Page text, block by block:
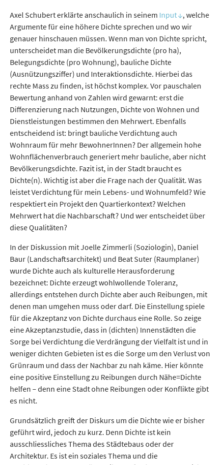
Axel Schubert erklärte anschaulich in seinem Input
, welche
Argumente für eine höhere Dichte sprechen und wo wir
genauer hinschauen müssen. Wenn man von Dichte spricht,
unterscheidet man die Be­völ­ke­rungsdichte (pro ha),
Belegungsdichte (pro Wohnung), bauliche Dichte
(Ausnützungsziffer) und Interaktionsdichte. Hierbei das
rechte Mass zu finden, ist höchst komplex. Vor pauschalen
Bewertung anhand von Zahlen wird gewarnt: erst die
Differenzierung nach Nutzungen, Dichte von Wohnen und
Dienstleistungen bestimmen den Mehrwert. Ebenfalls
entscheidend ist: bringt bauliche Verdichtung auch
Wohnraum für mehr BewohnerInnen? Der allgemein hohe
Wohnflächenverbrauch generiert mehr bauliche, aber nicht
Be­völ­ke­rungsdichte. Fazit ist, in der Stadt braucht es
Dichte(n). Wichtig ist aber die Frage nach der Qualität. Was
leistet Verdichtung für mein Lebens- und Wohnumfeld? Wie
respektiert ein Projekt den Quartierkontext? Welchen
Mehrwert hat die Nachbarschaft? Und wer entscheidet über
diese Qualitäten?
In der Diskussion mit Joelle Zimmerli (Soziologin), Daniel
Baur (Landschaftsarchitekt) und Beat Suter (Raumplaner)
wurde Dichte auch als kulturelle Herausforderung
bezeichnet: Dichte erzeugt wohlwollende Toleranz,
allerdings entstehen durch Dichte aber auch Reibungen, mit
denen man umgehen muss oder darf. Die Einstellung spiele
für die Akzeptanz von Dichte durchaus eine Rolle. So zeige
eine Akzeptanzstudie, dass in (dichten) Innenstädten die
Sorge bei Verdichtung die Verdrängung der Vielfalt ist und in
weniger dichten Gebieten ist es die Sorge um den Verlust von
Grünraum und dass der Nachbar zu nah käme. Hier könnte
eine positive Einstellung zu Reibungen durch Nähe=Dichte
helfen – denn eine Stadt ohne Reibungen oder Konflikte gibt
es nicht.
Grundsätzlich greift der Diskurs um die Dichte wie er bisher
geführt wird, jedoch zu kurz. Denn Dichte ist kein
ausschliessliches Thema des Städtebaus oder der
Architektur. Es ist ein soziales Thema und die